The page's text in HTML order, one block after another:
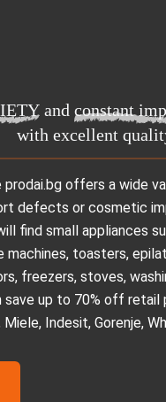
and constant
with excellent
prodai.bg offers a wide
defects or cosmetic
find small appliances
toasters,
freezers, stoves,
save up to 70% off retail
Miele, Indesit, Gorenje,